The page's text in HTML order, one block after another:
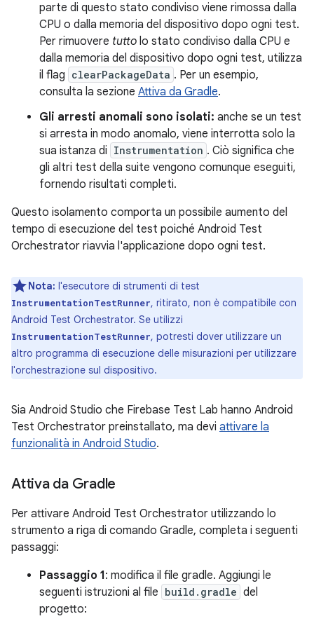
parte di questo stato condiviso viene rimossa dalla
CPU o dalla memoria del dispositivo dopo ogni test.
Per rimuovere tutto lo stato condiviso dalla CPU e
dalla memoria del dispositivo dopo ogni test, utilizza
il flag clearPackageData . Per un esempio,
consulta la sezione Attiva da Gradle.
Gli arresti anomali sono isolati: anche se un test
si arresta in modo anomalo, viene interrotta solo la
sua istanza di Instrumentation . Ciò significa che
gli altri test della suite vengono comunque eseguiti,
fornendo risultati completi.
Questo isolamento comporta un possibile aumento del
tempo di esecuzione del test poiché Android Test
Orchestrator riavvia l'applicazione dopo ogni test.
Nota: l'esecutore di strumenti di test
InstrumentationTestRunner, ritirato, non è compatibile con
Android Test Orchestrator. Se utilizzi
InstrumentationTestRunner, potresti dover utilizzare un
altro programma di esecuzione delle misurazioni per utilizzare
l'orchestrazione sul dispositivo.
Sia Android Studio che Firebase Test Lab hanno Android
Test Orchestrator preinstallato, ma devi attivare la
funzionalità in Android Studio.
Attiva da Gradle
Per attivare Android Test Orchestrator utilizzando lo
strumento a riga di comando Gradle, completa i seguenti
passaggi:
Passaggio 1: modifica il file gradle. Aggiungi le
seguenti istruzioni al file build.gradle del
progetto: